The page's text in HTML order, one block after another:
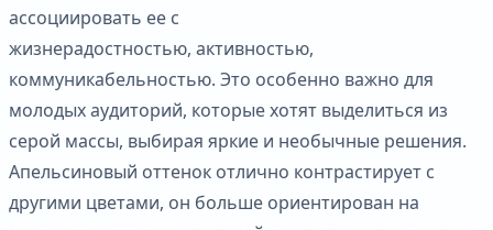
ассоциировать ее с
жизнерадостностью, активностью,
коммуникабельностью. Это особенно важно для
молодых аудиторий, которые хотят выделиться из
серой массы, выбирая яркие и необычные решения.
Апельсиновый оттенок отлично контрастирует с
другими цветами, он больше ориентирован на